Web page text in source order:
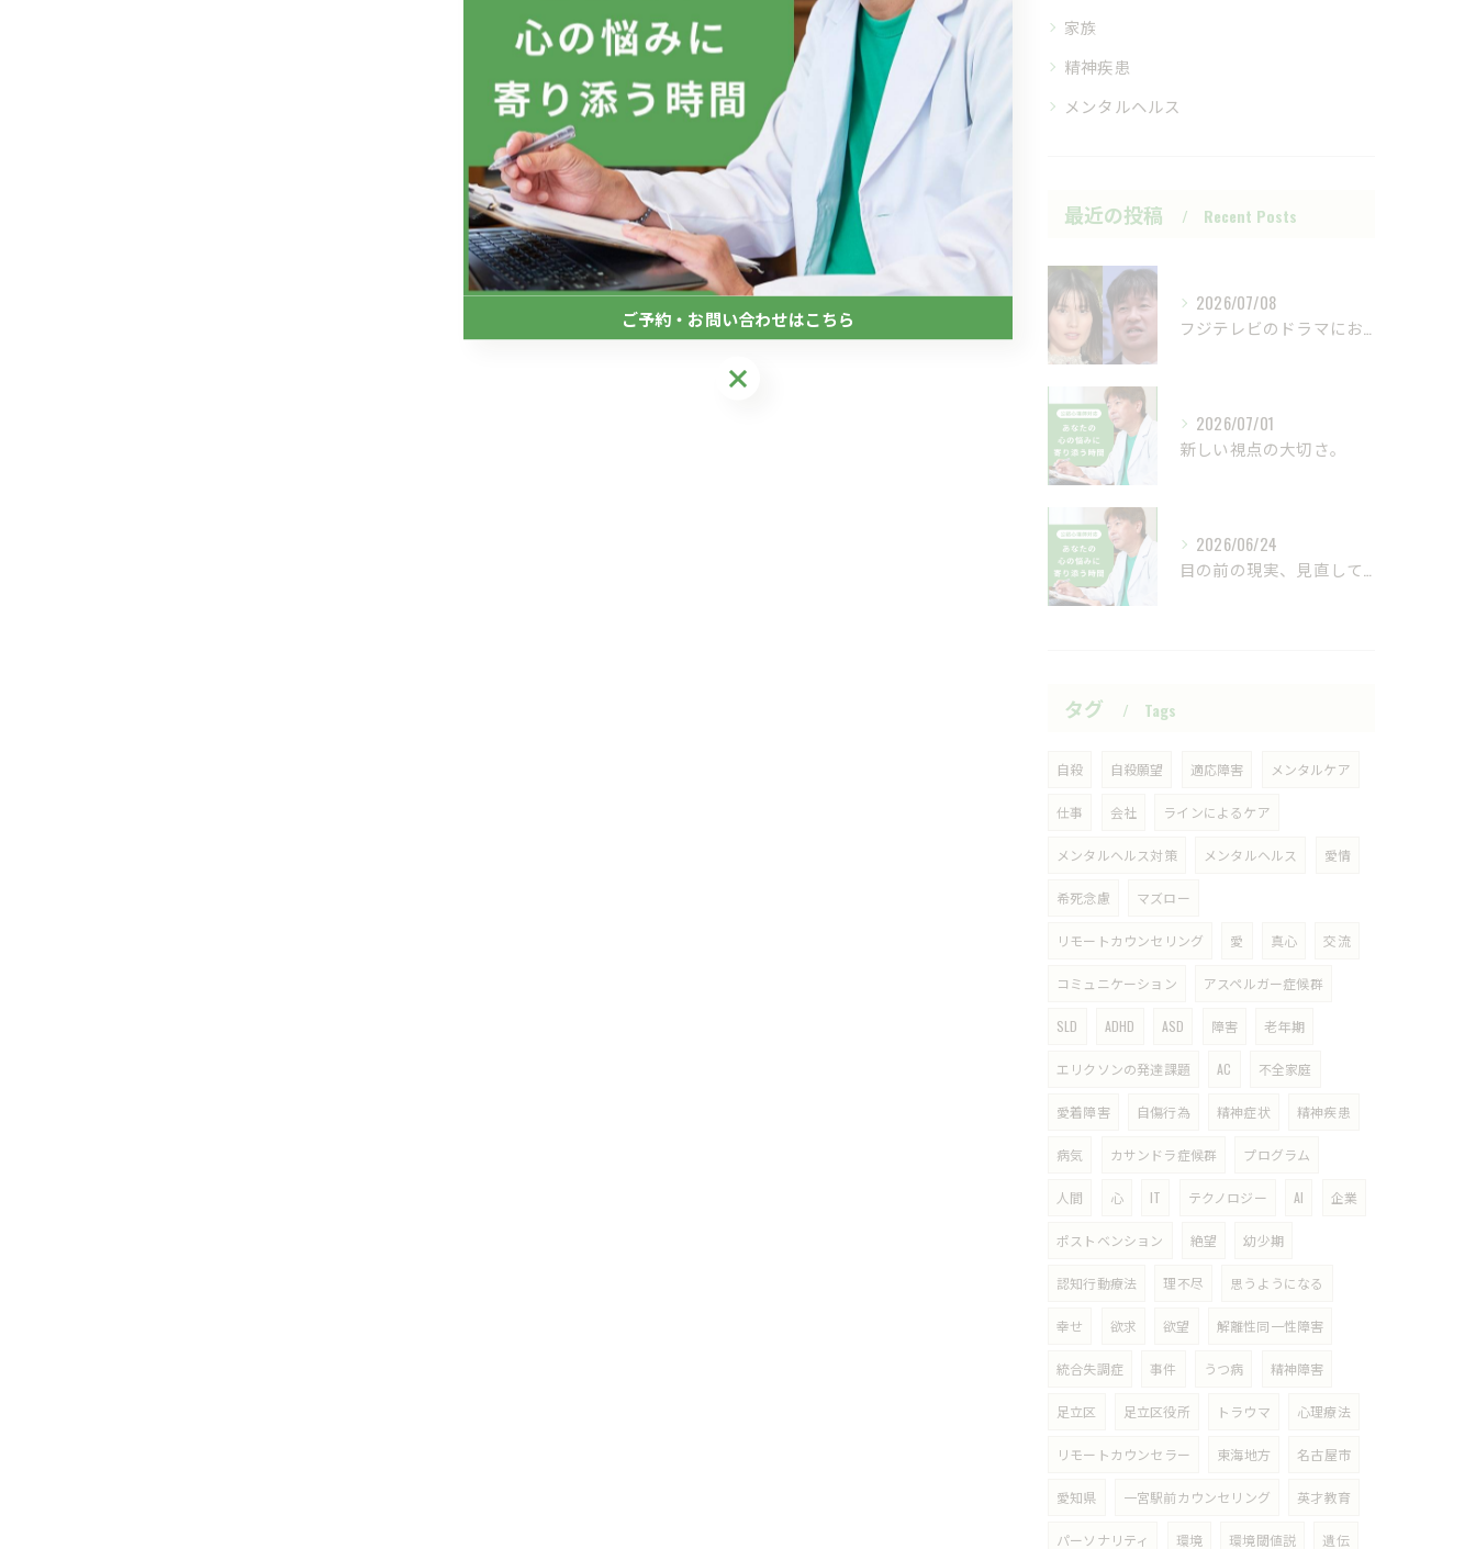
家族
精神疾患
メンタルヘルス
最近の投稿 Recent Posts
2026/07/08
2026/07/01
新しい視点の大切さ。
2026/06/24
タグ Tags
自殺 自殺願望 適応障害 メンタルケア
仕事 会社 ラインによるケア
メンタルヘルス対策 メンタルヘルス 愛情
希死念慮 マズロー
リモートカウンセリング 愛 真心 交流
コミュニケーション アスペルガー症候群
SLD ADHD ASD 障害 老年期
エリクソンの発達課題 AC 不全家庭
愛着障害 自傷行為 精神症状 精神疾患
病気 カサンドラ症候群 プログラム
人間 心 IT テクノロジー AI 企業
ポストベンション 絶望 幼少期
認知行動療法 理不尽 思うようになる
幸せ 欲求 欲望 解離性同一性障害
統合失調症 事件 うつ病 精神障害
足立区 足立区役所 トラウマ 心理療法
リモートカウンセラー 東海地方 名古屋市
愛知県 一宮駅前カウンセリング 英才教育
パーソナリティ 環境 環境閾値説 遺伝
ご予約・お問い合わせはこちら
ご予約・お問い合わせはこちら